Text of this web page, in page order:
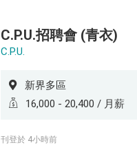
C.P.U.招聘會 (青衣)
C.P.U.
新界多區
16,000 - 20,400 / 月薪
刊登於 4小時前